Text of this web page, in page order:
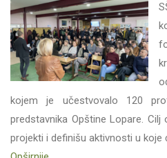
kojem je učestvovalo 120
predstavnika Opštine Lopare.
projekti i definišu aktivnosti u koje